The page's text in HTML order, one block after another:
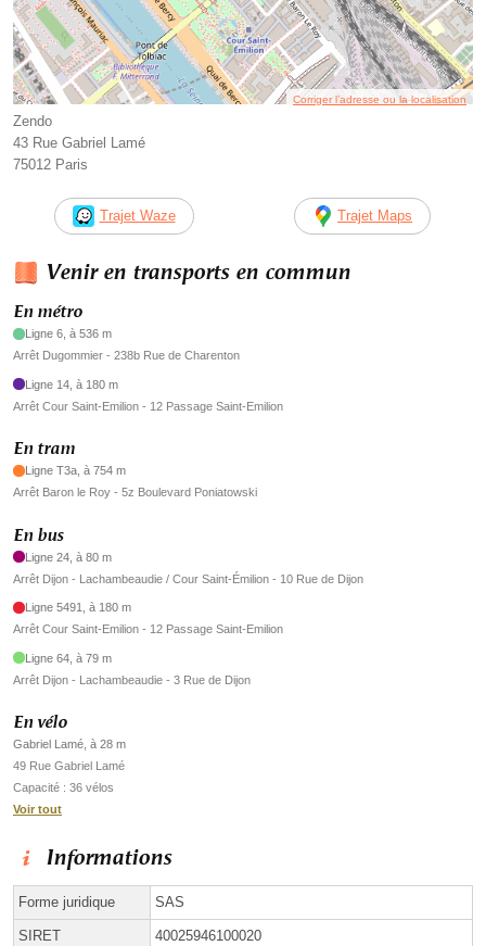
Corriger l’adresse ou la localisation
Zendo
43 Rue Gabriel Lamé
75012 Paris
Trajet Waze Trajet Maps
Venir en transports en commun
En métro
Ligne 6, à 536 m
Arrêt Dugommier - 238b Rue de Charenton
Ligne 14, à 180 m
Arrêt Cour Saint-Emilion - 12 Passage Saint-Emilion
En tram
Ligne T3a, à 754 m
Arrêt Baron le Roy - 5z Boulevard Poniatowski
En bus
Ligne 24, à 80 m
Arrêt Dijon - Lachambeaudie / Cour Saint-Émilion - 10 Rue de Dijon
Ligne 5491, à 180 m
Arrêt Cour Saint-Emilion - 12 Passage Saint-Emilion
Ligne 64, à 79 m
Arrêt Dijon - Lachambeaudie - 3 Rue de Dijon
En vélo
Gabriel Lamé, à 28 m
49 Rue Gabriel Lamé
Capacité : 36 vélos
Voir tout
Informations
Forme juridique SAS
SIRET 40025946100020